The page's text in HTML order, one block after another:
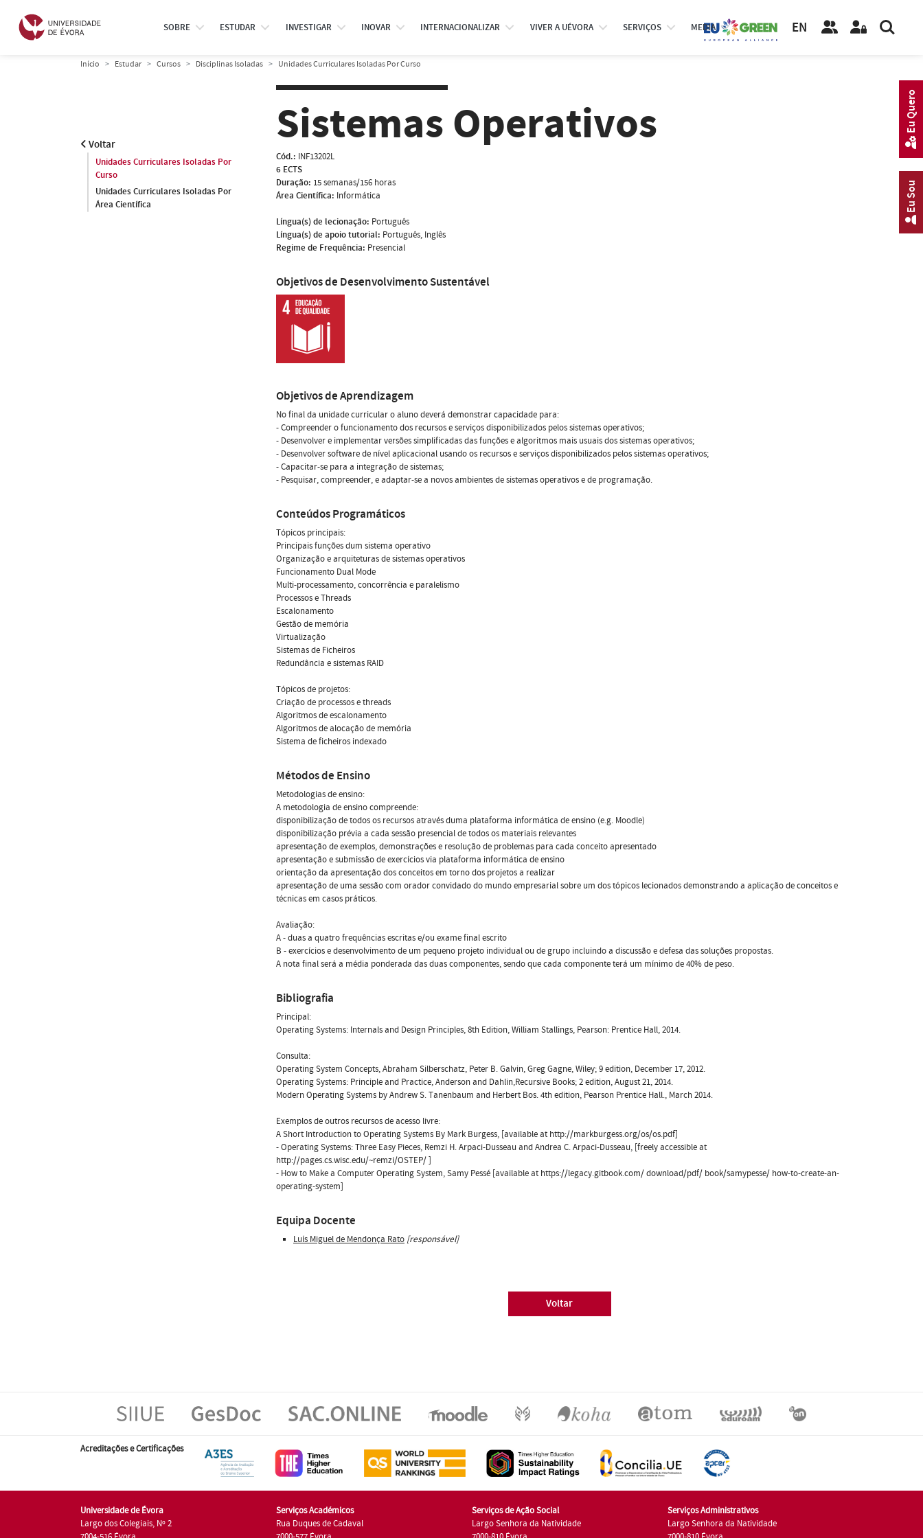
SOBRE ESTUDAR INVESTIGAR INOVAR INTERNACIONALIZAR VIVER A UÉVORA SERVIÇOS MEDIA EN
Início Estudar Cursos Disciplinas Isoladas Unidades Curriculares Isoladas Por Curso
Voltar
Unidades Curriculares Isoladas Por
Curso
Unidades Curriculares Isoladas Por
Área Científica
Sistemas Operativos
Cód.: INF13202L
6 ECTS
Duração: 15 semanas/156 horas
Área Científica: Informática
Língua(s) de lecionação: Português
Língua(s) de apoio tutorial: Português, Inglês
Regime de Frequência: Presencial
Objetivos de Desenvolvimento Sustentável
Objetivos de Aprendizagem
No final da unidade curricular o aluno deverá demonstrar capacidade para:
- Compreender o funcionamento dos recursos e serviços disponibilizados pelos sistemas operativos;
- Desenvolver e implementar versões simplificadas das funções e algoritmos mais usuais dos sistemas operativos;
- Desenvolver software de nível aplicacional usando os recursos e serviços disponibilizados pelos sistemas operativos;
- Capacitar-se para a integração de sistemas;
- Pesquisar, compreender, e adaptar-se a novos ambientes de sistemas operativos e de programação.
Conteúdos Programáticos
Tópicos principais:
Principais funções dum sistema operativo
Organização e arquiteturas de sistemas operativos
Funcionamento Dual Mode
Multi-processamento, concorrência e paralelismo
Processos e Threads
Escalonamento
Gestão de memória
Virtualização
Sistemas de Ficheiros
Redundância e sistemas RAID
Tópicos de projetos:
Criação de processos e threads
Algoritmos de escalonamento
Algoritmos de alocação de memória
Sistema de ficheiros indexado
Métodos de Ensino
Metodologias de ensino:
A metodologia de ensino compreende:
disponibilização de todos os recursos através duma plataforma informática de ensino (e.g. Moodle)
disponibilização prévia a cada sessão presencial de todos os materiais relevantes
apresentação de exemplos, demonstrações e resolução de problemas para cada conceito apresentado
apresentação e submissão de exercícios via plataforma informática de ensino
orientação da apresentação dos conceitos em torno dos projetos a realizar
apresentação de uma sessão com orador convidado do mundo empresarial sobre um dos tópicos lecionados demonstrando a aplicação de conceitos e
técnicas em casos práticos.
Avaliação:
A - duas a quatro frequências escritas e/ou exame final escrito
B - exercícios e desenvolvimento de um pequeno projeto individual ou de grupo incluindo a discussão e defesa das soluções propostas.
A nota final será a média ponderada das duas componentes, sendo que cada componente terá um mínimo de 40% de peso.
Bibliografia
Principal:
Operating Systems: Internals and Design Principles, 8th Edition, William Stallings, Pearson: Prentice Hall, 2014.
Consulta:
Operating System Concepts, Abraham Silberschatz, Peter B. Galvin, Greg Gagne, Wiley; 9 edition, December 17, 2012.
Operating Systems: Principle and Practice, Anderson and Dahlin,Recursive Books; 2 edition, August 21, 2014.
Modern Operating Systems by Andrew S. Tanenbaum and Herbert Bos. 4th edition, Pearson Prentice Hall., March 2014.
Exemplos de outros recursos de acesso livre:
A Short Introduction to Operating Systems By Mark Burgess, [available at http://markburgess.org/os/os.pdf]
- Operating Systems: Three Easy Pieces, Remzi H. Arpaci-Dusseau and Andrea C. Arpaci-Dusseau, [freely accessible at
http://pages.cs.wisc.edu/~remzi/OSTEP/ ]
- How to Make a Computer Operating System, Samy Pessé [available at https://legacy.gitbook.com/ download/pdf/ book/samypesse/ how-to-create-an-
operating-system]
Equipa Docente
Luís Miguel de Mendonça Rato [responsável]
Voltar
Acreditações e Certificações
Universidade de Évora
Largo dos Colegiais, Nº 2
Serviços Académicos
Rua Duques de Cadaval
Serviços de Ação Social
Largo Senhora da Natividade
Serviços Administrativos
Largo Senhora da Natividade
Eu Sou
Eu Quero